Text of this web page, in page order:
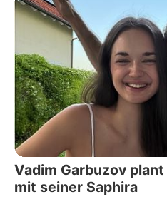
Vadim Garbuzov
mit seiner Saphira